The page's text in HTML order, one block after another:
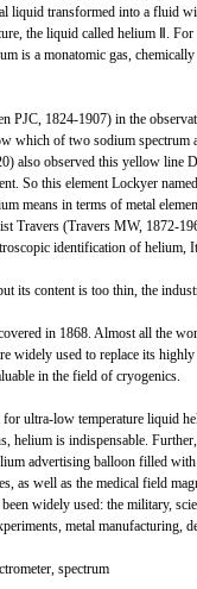
transformed into a fluid
the liquid called helium Ⅱ.
is a monatomic gas,
PJC, 1824-1907) in the
which of two sodium spectrum
also observed this yellow line
So this element Lockyer
means in terms of metal
Travers (Travers MW, 1872-
identification of helium,
its content is too thin, the
in 1868. Almost all the
widely used to replace its
in the field of cryogenics.
ultra-low temperature liquid
helium is indispensable.
advertising balloon filled
as well as the medical field
widely used: the military,
metal manufacturing,
spectrum